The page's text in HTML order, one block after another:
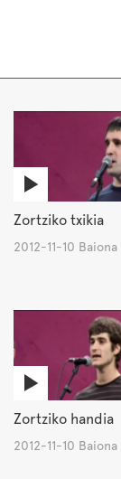
Zortziko txikia
2012-11-10 Baiona
Zortziko handia
2012-11-10 Baiona